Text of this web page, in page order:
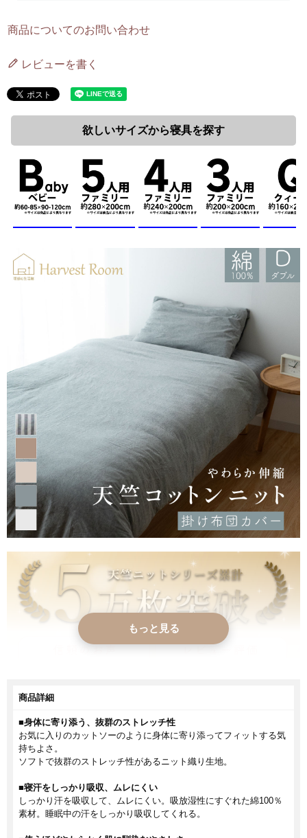
商品についてのお問い合わせ
レビューを書く
欲しいサイズから寝具を探す
もっと見る
商品詳細
■身体に寄り添う、抜群のストレッチ性
お気に入りのカットソーのように身体に寄り添ってフィットする気
持ちよさ。
ソフトで抜群のストレッチ性があるニット織り生地。
■寝汗をしっかり吸収、ムレにくい
しっかり汗を吸収して、ムレにくい。吸放湿性にすぐれた綿100％
素材。睡眠中の汗をしっかり吸収してくれる。